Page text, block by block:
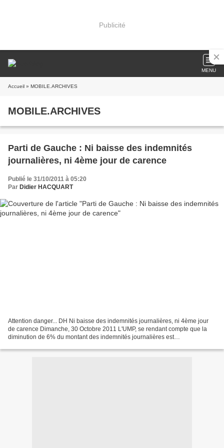
Publicité
MENU
Accueil » MOBILE.ARCHIVES
MOBILE.ARCHIVES
Parti de Gauche : Ni baisse des indemnités
journalières, ni 4ème jour de carence
Publié le 31/10/2011 à 05:20
Par Didier HACQUART
Attention danger... DH Ni baisse des indemnités journalières, ni 4ème jour
de carence Dimanche, 30 Octobre 2011 L'UMP, se rendant compte que la
diminution de 6% du montant des indemnités journalières est